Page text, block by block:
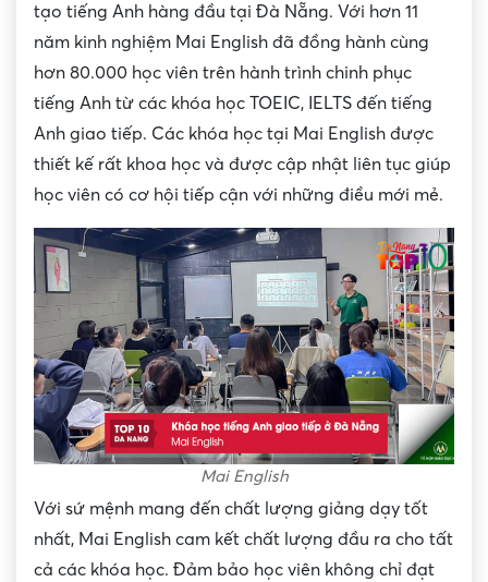
tạo tiếng Anh hàng đầu tại Đà Nẵng. Với hơn 11
năm kinh nghiệm Mai English đã đồng hành cùng
hơn 80.000 học viên trên hành trình chinh phục
tiếng Anh từ các khóa học TOEIC, IELTS đến tiếng
Anh giao tiếp. Các khóa học tại Mai English được
thiết kế rất khoa học và được cập nhật liên tục giúp
học viên có cơ hội tiếp cận với những điều mới mẻ.
Mai English
Với sứ mệnh mang đến chất lượng giảng dạy tốt
nhất, Mai English cam kết chất lượng đầu ra cho tất
cả các khóa học. Đảm bảo học viên không chỉ đạt